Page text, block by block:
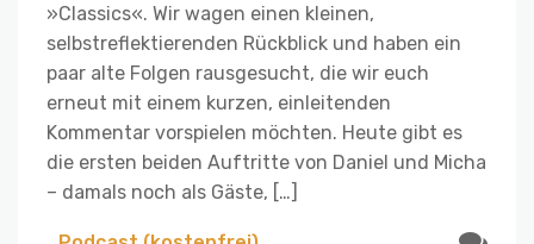
»Classics«. Wir wagen einen kleinen,
selbstreflektierenden Rückblick und haben ein
paar alte Folgen rausgesucht, die wir euch
erneut mit einem kurzen, einleitenden
Kommentar vorspielen möchten. Heute gibt es
die ersten beiden Auftritte von Daniel und Micha
– damals noch als Gäste, […]